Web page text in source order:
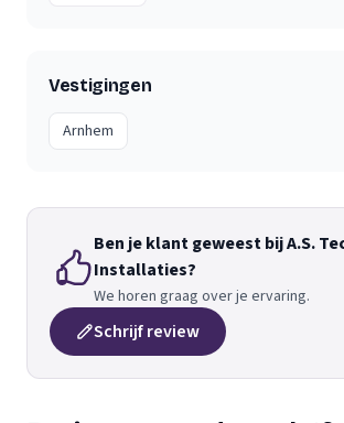
Vestigingen
Arnhem
Ben je klant geweest bij A.S.
Installaties?
We horen graag over je ervaring.
Schrijf review